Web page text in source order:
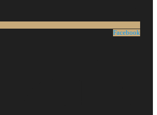
Facebook